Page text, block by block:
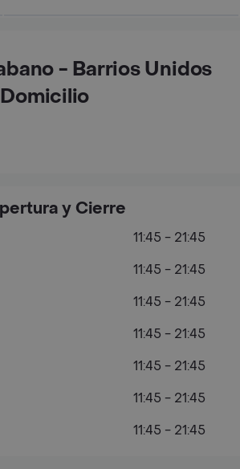
- Barrios Unidos
y Cierre
11:45 - 21:45
11:45 - 21:45
11:45 - 21:45
11:45 - 21:45
11:45 - 21:45
11:45 - 21:45
11:45 - 21:45